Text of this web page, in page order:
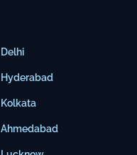
Delhi
Hyderabad
Kolkata
Ahmedabad